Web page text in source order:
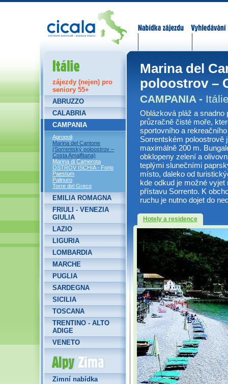
Marina del
poloostrov –
CAMPANIA -
Oblázková pláž a
průzračně čisté moře,
sportovního a
Sorrentském poloostrově
maximálně 200 m.
obklopeny zelení a
teplými slunečními
místo, daleko od
kde odkud je možné
přístavu Sorrento. K
ruchu je nutno dojet do
Hotely a residence
Itálie
zájezdy (nejen) pro
seniory 55+
ABRUZZO
CALABRIA
CAMPANIA
Agropoli
Marina del Cantone
(Sorrentský poloostrov –
Costa Amalfitana)
Marina di Camerota
OSTROV ISCHIA - Forio
Paestum
Palinuro
Torre del Greco
EMILIA ROMAGNA
FRIULI - VENEZIA
GIULIA
LAZIO
LIGURIA
LOMBARDIA
MARCHE
PUGLIA
SARDEGNA
SICILIA
TOSCANA
TRENTINO - ALTO
ADIGE
VENETO
Alpy Zima
Zimní nabídka